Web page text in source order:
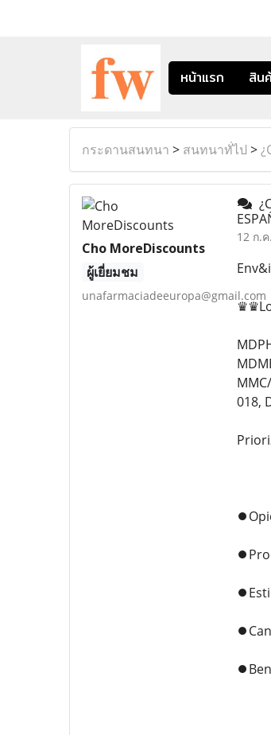
หน้าแรก สิน
กระดานสนทนา > สนทนาทั่ไป >
Cho MoreDiscounts
ผู้เยี่ยมชม
unafarmaciadeeuropa@gmail.com
12 ก.
018,